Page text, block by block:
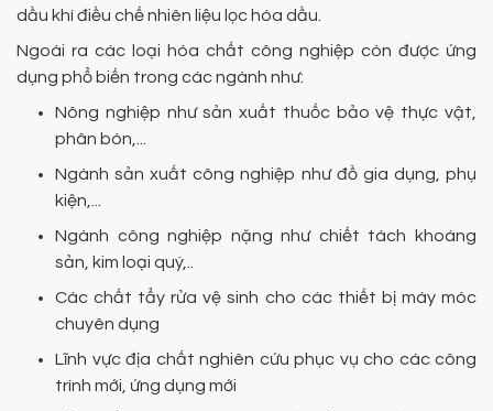
dầu khí điều chế nhiên liệu lọc hóa dầu.
Ngoài ra các loại hóa chất công nghiệp còn được ứng
dụng phổ biến trong các ngành như:
Nông nghiệp như sản xuất thuốc bảo vệ thực vật,
phân bón,...
Ngành sản xuất công nghiệp như đồ gia dụng, phụ
kiện,...
Ngành công nghiệp nặng như chiết tách khoáng
sản, kim loại quý,..
Các chất tẩy rửa vệ sinh cho các thiết bị máy móc
chuyên dụng
Lĩnh vực địa chất nghiên cứu phục vụ cho các công
trình mới, ứng dụng mới